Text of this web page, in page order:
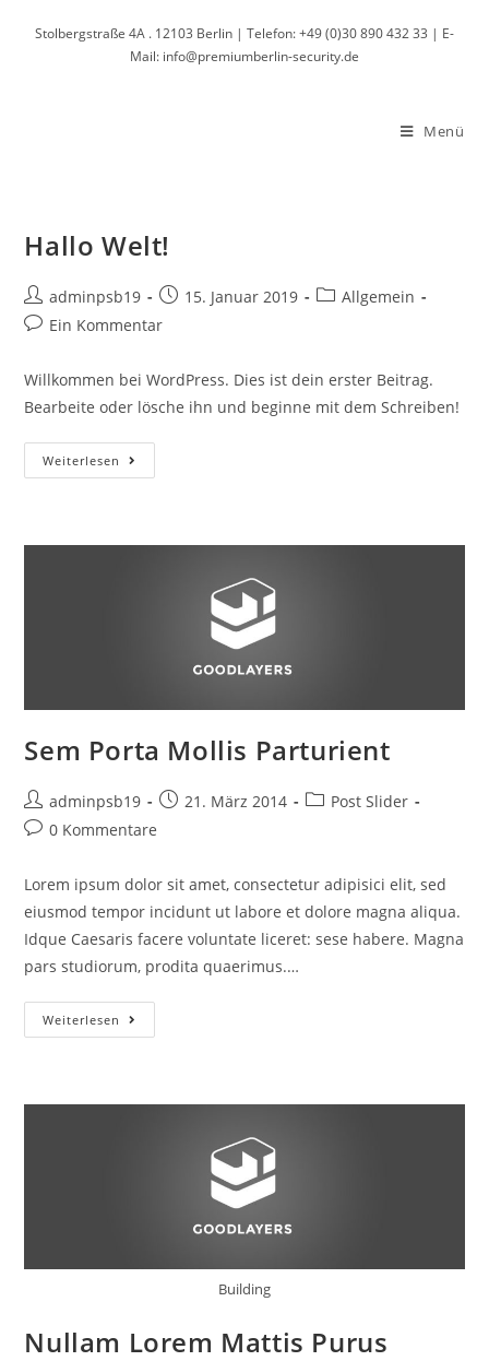
InhaltStolbergstraße 4A . 12103 Berlin | Telefon: +49 (0)30 890 432 33 | E-
Mail: info@premiumberlin-security.de
Menü
Hallo Welt!
Beitrags-
Autor:
adminpsb19
Beitrag
veröffentlicht:
15. Januar 2019
Beitrags-
Allgemein
Beitrags-
Ein Kommentar
Willkommen bei WordPress. Dies ist dein erster Beitrag.
Bearbeite oder lösche ihn und beginne mit dem Schreiben!
Weiterlesen Hallo
Welt!
Sem Porta Mollis Parturient
Beitrags-
Autor:
adminpsb19
Beitrag21. März 2014
Beitrags-
Post Slider
Beitrags-
0 Kommentare
Lorem ipsum dolor sit amet, consectetur adipisici elit, sed
eiusmod tempor incidunt ut labore et dolore magna aliqua.
Idque Caesaris facere voluntate liceret: sese habere. Magna
pars studiorum, prodita quaerimus.…
Weiterlesen Sem
Porta
Building
Nullam Lorem Mattis Purus